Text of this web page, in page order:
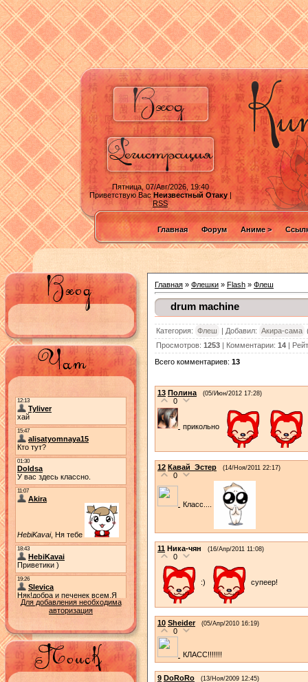
Пятница, 07/Авг/2026, 19:40
Приветствую ВасНеизвестный Отаку|
RSS
Главная Форум Аниме >
Для добавления необходима
авторизация
Главная » Флешки » Flash » Флеш
drum machine
Категория: Флеш | Добавил: Акира-сама
Просмотров: 1253 | Комментарии: 14 |
Всего комментариев: 13
13 Полина (05/Июн/2012 17:28)
0
прикольно
12 Кавай_Эстер (14/Ноя/2011 22:17)
0
Класс....
11 Ника-чян (16/Апр/2011 11:08)
0
:) супеер!
10 Sheider (05/Апр/2010 16:19)
0
КЛАСС!!!!!!!
9 DoRoRo (13/Ноя/2009 12:45)